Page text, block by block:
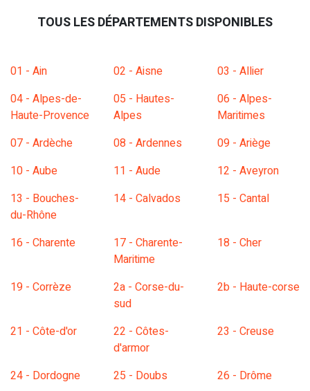
TOUS LES DÉPARTEMENTS DISPONIBLES
01 - Ain 02 - Aisne
03 - Allier
04 - Alpes-de-
Haute-Provence
05 - Hautes-
Alpes
06 - Alpes-
Maritimes
07 - Ardèche
08 - Ardennes
09 - Ariège
10 - Aube
11 - Aude
12 - Aveyron
13 - Bouches-
du-Rhône
14 - Calvados 15 - Cantal
16 - Charente
17 - Charente-
Maritime
18 - Cher
19 - Corrèze
2a - Corse-du-
sud
2b - Haute-corse
21 - Côte-d'or
22 - Côtes-
d'armor
23 - Creuse
24 - Dordogne 25 - Doubs
26 - Drôme